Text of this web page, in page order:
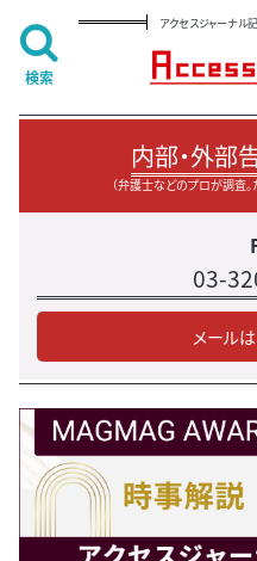
アクセスジャーナ
内部・外部
（弁護士などのプロが調査
03-
メール
検索